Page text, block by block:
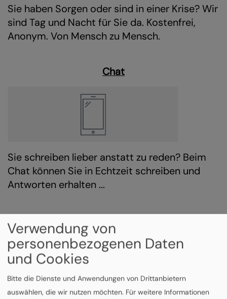
Sie haben Sorgen oder sind in einer Krise? Wir
sind Tag und Nacht für Sie da. Kostenfrei,
Anonym. Von Mensch zu Mensch.
Chat
Sie schreiben lieber anstatt zu reden? Beim
Chat können Sie in Echtzeit schreiben und
Antworten erhalten ...
Verwendung von
personenbezogenen Daten
und Cookies
Bitte die Dienste und Anwendungen von Drittanbietern
auswählen, die wir nutzen möchten. Für weitere Informationen